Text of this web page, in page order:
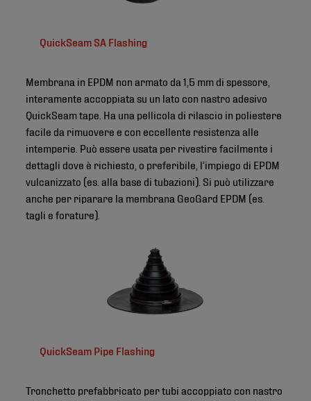
QuickSeam SA Flashing
Membrana in EPDM non armato da 1,5 mm di spessore,
interamente accoppiata su un lato con nastro adesivo
QuickSeam tape. Ha una pellicola di rilascio in poliestere
facile da rimuovere e con eccellente resistenza alle
intemperie. Può essere usata per rivestire facilmente i
dettagli dove è richiesto, o preferibile, l’impiego di EPDM
vulcanizzato (es. alla base di tubazioni). Si può utilizzare
anche per riparare la membrana GeoGard EPDM (es.
tagli e forature).
QuickSeam Pipe Flashing
Tronchetto prefabbricato per tubi accoppiato con nastro